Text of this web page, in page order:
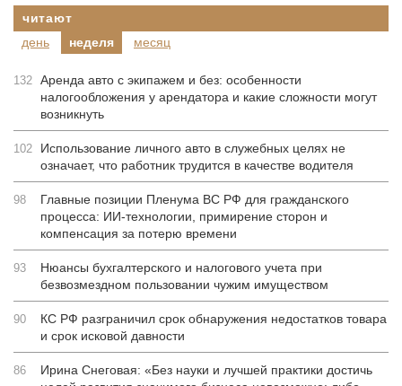
читают
день
неделя месяц
132 Аренда авто с экипажем и без: особенности
налогообложения у арендатора и какие сложности могут
возникнуть
102
Использование личного авто в служебных целях не
означает, что работник трудится в качестве водителя
98
Главные позиции Пленума ВС РФ для гражданского
процесса: ИИ-технологии, примирение сторон и
компенсация за потерю времени
93
Нюансы бухгалтерского и налогового учета при
безвозмездном пользовании чужим имуществом
90
КС РФ разграничил срок обнаружения недостатков товара
и срок исковой давности
86
Ирина Снеговая: «Без науки и лучшей практики достичь